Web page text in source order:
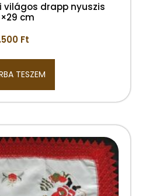
világos drapp nyuszis
cm
Ft
TESZEM